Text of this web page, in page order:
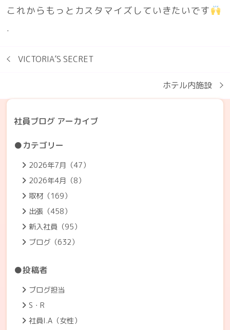
これからもっとカスタマイズしていきたいです
.
VICTORIA’S SECRET
ホテル内施設
社員ブログ アーカイブ
●カテゴリー
2026年7月（47）
2026年4月（8）
取材（169）
出張（458）
新入社員（95）
ブログ（632）
●投稿者
ブログ担当
S・R
社員I.A（女性）